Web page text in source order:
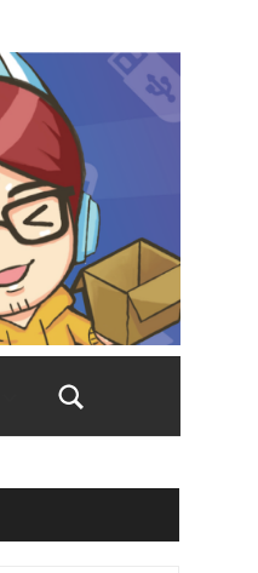
Search